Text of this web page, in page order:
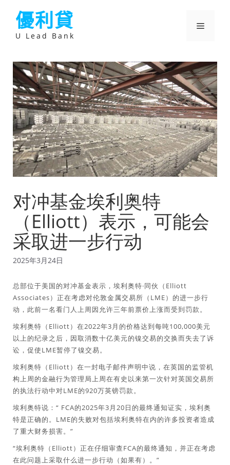
優利貸
U Lead Bank
選
对冲基金埃利奥特
（Elliott）表示，可能会
采取进一步行动
2025年3月24日
总部位于美国的对冲基金表示，埃利奥特·同伙（Elliott
Associates）正在考虑对伦敦金属交易所（LME）的进一步行
动，此前一名看门人上周因允许三年前票价上涨而受到罚款。
埃利奥特（Elliott）在2022年3月的价格达到每吨100,000美元
以上的纪录之后，因取消数十亿美元的镍交易的交换而失去了诉
讼，促使LME暂停了镍交易。
埃利奥特（Elliott）在一封电子邮件声明中说，在英国的监管机
构上周的金融行为管理局上周在有史以来第一次针对英国交易所
的执法行动中对LME的920万英镑罚款。
埃利奥特说：“ FCA的2025年3月20日的最终通知证实，埃利奥
特是正确的。LME的失败对包括埃利奥特在内的许多投资者造成
了重大财务损害。”
“埃利奥特（Elliott）正在仔细审查FCA的最终通知，并正在考虑
在此问题上采取什么进一步行动（如果有）。”